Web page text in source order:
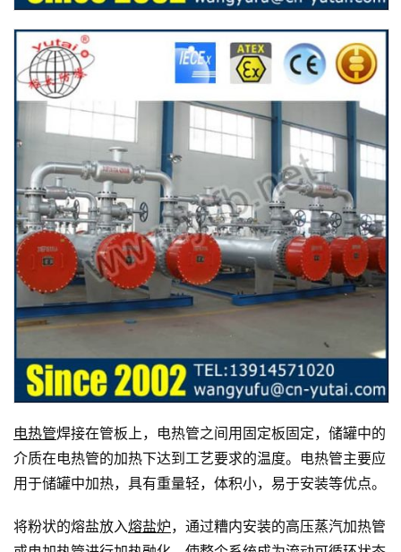
电热管焊接在管板上，电热管之间用固定板固定，储罐中的
介质在电热管的加热下达到工艺要求的温度。电热管主要应
用于储罐中加热，具有重量轻，体积小，易于安装等优点。
将粉状的熔盐放入熔盐炉，通过糟内安装的高压蒸汽加热管